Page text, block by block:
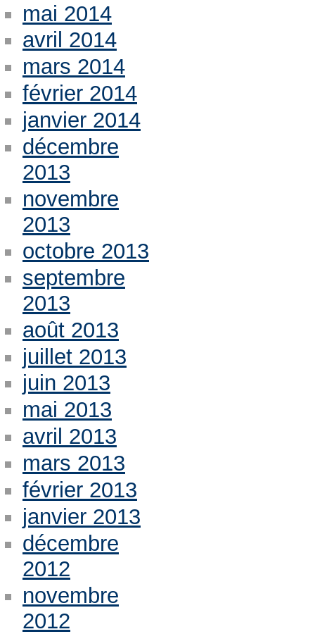
mai 2014
avril 2014
mars 2014
février 2014
janvier 2014
décembre
2013
novembre
2013
octobre 2013
septembre
2013
août 2013
juillet 2013
juin 2013
mai 2013
avril 2013
mars 2013
février 2013
janvier 2013
décembre
2012
novembre
2012